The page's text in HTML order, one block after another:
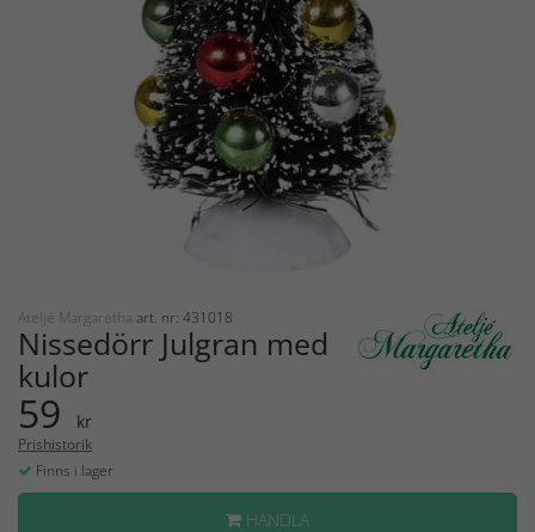
Ateljé Margaretha art. nr: 431018
Nissedörr Julgran med
kulor
59 kr
Prishistorik
Finns i lager
HANDLA